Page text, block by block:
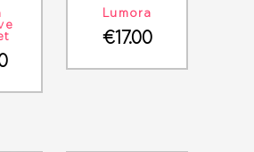
ΚΑΛΆΘΙ ΛΕΠΤΟΜΈΡΕΙΕΣΣΤΟ ΚΑΛΆΘΙ
Lumora
€17.00